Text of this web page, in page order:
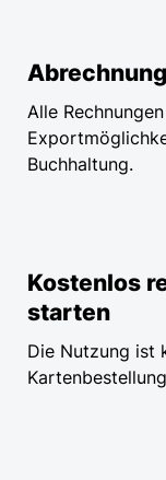
Alle
Buchhaltung.
Kostenlos
starten
Die Nutzung ist